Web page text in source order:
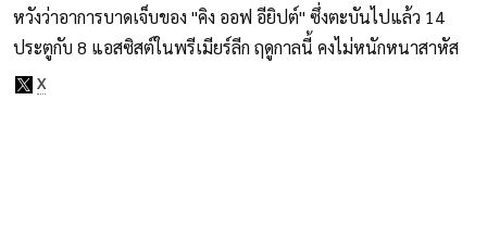
หวังว่าอาการบาดเจ็บของ "คิง ออฟ อียิปต์" ซึ่งตะบันไปแล้ว 14
ประตูกับ 8 แอสซิสต์ในพรีเมียร์ลีก ฤดูกาลนี้ คงไม่หนักหนาสาหัส